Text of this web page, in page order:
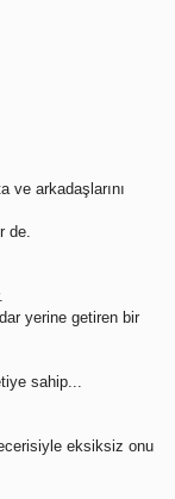
ve arkadaşlarını
de.
yerine getiren bir
sahip...
eksiksiz onu